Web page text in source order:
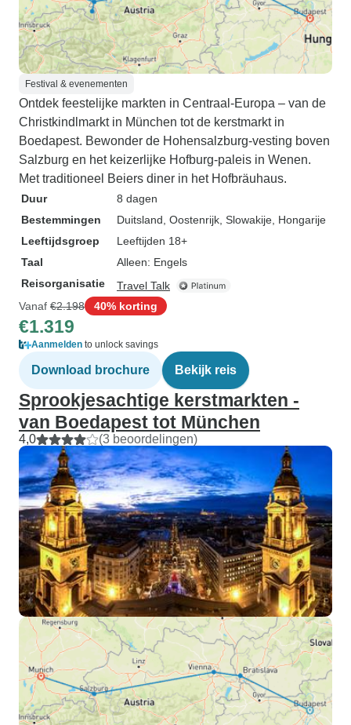
Festival & evenementen
Ontdek feestelijke markten in Centraal-Europa – van de
Christkindlmarkt in München tot de kerstmarkt in
Boedapest. Bewonder de Hohensalzburg-vesting boven
Salzburg en het keizerlijke Hofburg-paleis in Wenen.
Met traditioneel Beiers diner in het Hofbräuhaus.
Duur
8 dagen
Bestemmingen
Duitsland , Oostenrijk , Slowakije , Hongarije
Leeftijdsgroep
Leeftijden 18+
Taal
Alleen: Engels
Reisorganisatie
Travel Talk
Vanaf €2.198 40% korting
€1.319
Aanmelden to unlock savings
Download brochure Bekijk reis
Sprookjesachtige kerstmarkten -
van Boedapest tot München
4,0 (3 beoordelingen)